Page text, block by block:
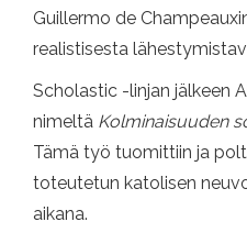
Guillermo de
realistisesta
Scholastic -linjan jälkeen
nimeltä Kolminaisuuden
Tämä työ tuomittiin ja
toteutetun katolisen
aikana.